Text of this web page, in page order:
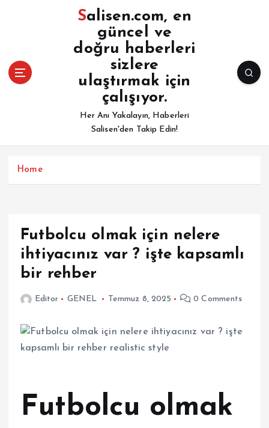
a
Salisen.com, en
güncel ve
doğru haberleri
sizlere
ulaştırmak için
çalışıyor.
Her Anı Yakalayın, Haberleri
Salisen'den Takip Edin!
Home
Futbolcu olmak için nelere
ihtiyacınız var ? işte kapsamlı
bir rehber
Editor GENEL Temmuz 8, 2025 0 Comments
Futbolcu olmak